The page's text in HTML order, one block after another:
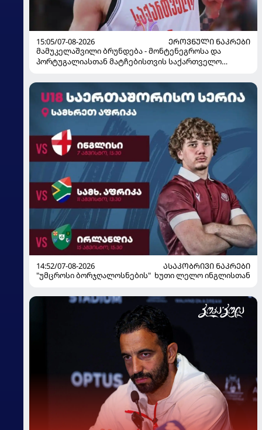
15:05/07-08-2026
ᲔᲠᲝᲕᲜᲣᲚᲘ ᲜᲐᲙᲠᲔᲑᲘ
მამუკელაშვილი ბრუნდება - მონტენეგროსა და
პორტუგალიასთან მატჩებისთვის საქართველო
14:52/07-08-2026
ᲐᲡᲐᲙᲝᲑᲠᲘᲕᲘ ᲜᲐᲙᲠᲔᲑᲘ
"უმცროსი ბორჯღალოსნების" ხუთი ლელო ინგლისთან